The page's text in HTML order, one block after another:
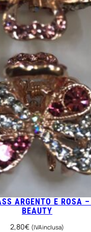
ARGENTO E ROSA
BEAUTY
2,80€ (IVA inclusa)